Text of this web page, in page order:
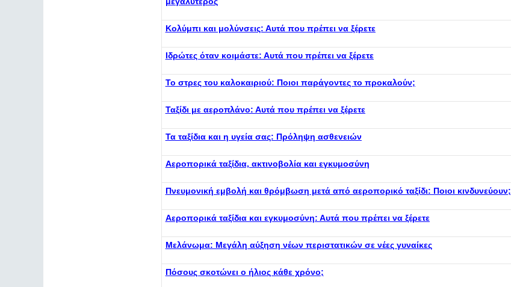
Κολύμπι και μολύνσεις: Αυτά που πρέπει να ξέρετε
Ιδρώτες όταν κοιμάστε: Αυτά που πρέπει να ξέρετε
Το στρες του καλοκαιριού: Ποιοι παράγοντες το προκαλούν;
Ταξίδι με αεροπλάνο: Αυτά που πρέπει να ξέρετε
Τα ταξίδια και η υγεία σας: Πρόληψη ασθενειών
Αεροπορικά ταξίδια, ακτινοβολία και εγκυμοσύνη
Πνευμονική εμβολή και θρόμβωση μετά από αεροπορικό ταξίδι: Ποιοι κινδυνεύουν;
Αεροπορικά ταξίδια και εγκυμοσύνη: Αυτά που πρέπει να ξέρετε
Μελάνωμα: Μεγάλη αύξηση νέων περιστατικών σε νέες γυναίκες
Πόσους σκοτώνει ο ήλιος κάθε χρόνο;